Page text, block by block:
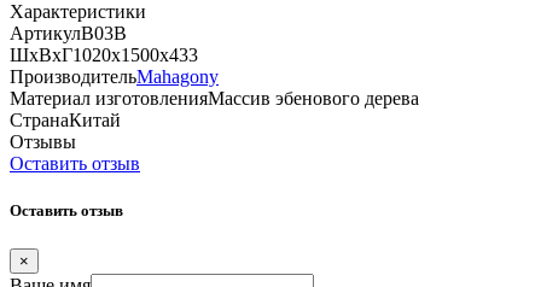
Характеристики
АртикулB03B
ШхВхГ1020х1500х433
ПроизводительMahagony
Материал изготовленияМассив эбенового дерева
СтранаКитай
Отзывы
Оставить отзыв
Оставить отзыв
×